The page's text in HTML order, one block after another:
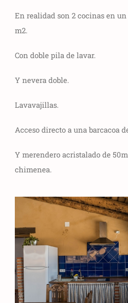
En realidad son 2 cocinas en
m2.
Con doble pila de lavar.
Y nevera doble.
Lavavajillas.
Acceso directo a una barcacoa
Y merendero acristalado de
chimenea.